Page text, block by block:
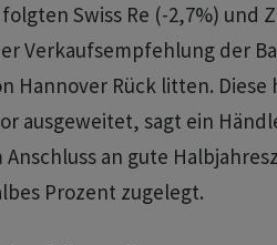
Swiss Re (-2,7%) und
Verkaufsempfehlung der
Hannover Rück litten. Diese
ausgeweitet, sagt ein
Anschluss an gute
Prozent zugelegt.